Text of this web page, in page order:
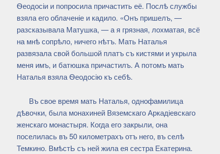
Ѳеодосіи и попросила причастить её. Послѣ службы
взяла его облаченіе и кадило. «Онъ пришелъ, —
разсказывала Матушка, — а я грязная, лохматая, всё
на мнѣ сопрѣло, ничего нѣтъ. Мать Наталья
развязала свой большой платъ съ кистями и укрыла
меня имъ, и батюшка причастилъ. А потомъ мать
Наталья взяла Ѳеодосію къ себѣ.
Въ свое время мать Наталья, однофамилица
дѣвочки, была монахиней Вяземскаго Аркадіевскаго
женскаго монастыря. Когда его закрыли, она
поселилась въ 50 километрахъ отъ него, въ селѣ
Темкино. ВмѣстЬ съ ней жила ея сестра Екатерина.